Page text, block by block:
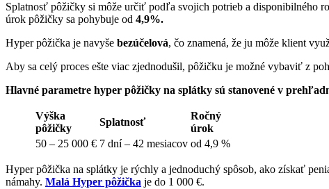
Splatnosť pôžičky si môže určiť podľa svojich potrieb a disponibilného
úrok pôžičky sa pohybuje od 4,9%.
Hyper pôžička je navyše bezúčelová, čo znamená, že ju môže klient
Aby sa celý proces ešte viac zjednodušil, pôžičku je možné vybaviť z
Hlavné parametre hyper pôžičky na splátky sú stanovené v
Výška
pôžičky
Splatnosť
Ročný
úrok
50 – 25 000 € 7 dní – 42 mesiacov od 4,9 %
Hyper pôžička na splátky je rýchly a jednoduchý spôsob, ako získať
námahy. Malá Hyper pôžička je do 1 000 €.